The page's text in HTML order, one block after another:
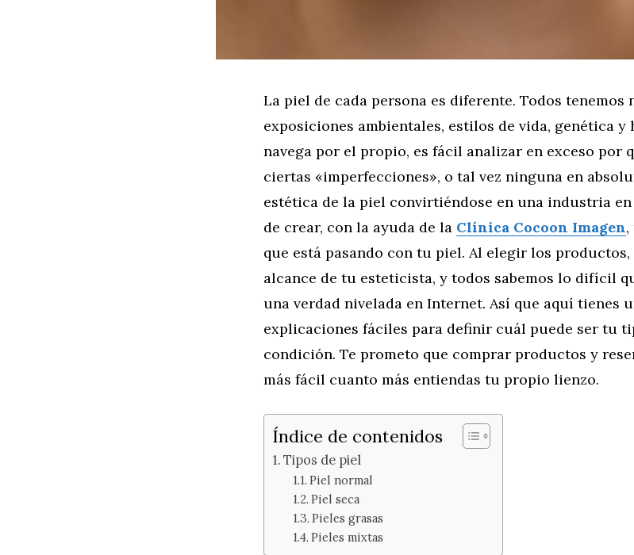
La piel de cada persona es diferente. Todos
exposiciones ambientales, estilos de vida, genética y
navega por el propio, es fácil analizar en exceso por
ciertas «imperfecciones», o tal vez ninguna en
estética de la piel convirtiéndose en una industria en
de crear, con la ayuda de la Clínica Cocoon Imagen
que está pasando con tu piel. Al elegir los
alcance de tu esteticista, y todos sabemos lo difícil
una verdad nivelada en Internet. Así que aquí tienes
explicaciones fáciles para definir cuál puede ser tu
condición. Te prometo que comprar productos y
más fácil cuanto más entiendas tu propio lienzo.
Índice de contenidos
Tipos de piel
Piel normal
Piel seca
Pieles grasas
Pieles mixtas